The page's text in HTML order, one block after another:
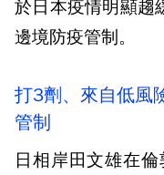
於日本疫情明顯趨
邊境防疫管制。
打3劑、來自低風
管制
日相岸田文雄在